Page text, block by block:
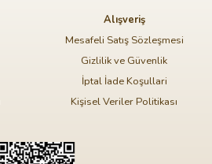
Alışveriş
Mesafeli Satış Sözleşmesi
Gizlilik ve Güvenlik
İptal İade Koşullari
Kişisel Veriler Politikası